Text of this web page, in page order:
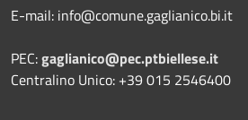
E-mail: info@comune.gaglianico.bi.it
PEC:gaglianico@pec.ptbiellese.it
Centralino Unico: +39 015 2546400